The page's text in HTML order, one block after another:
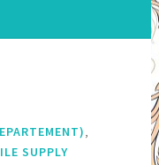
SUPPLY